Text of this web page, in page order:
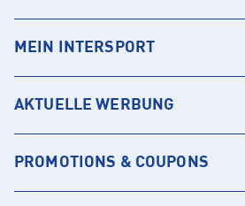
MEIN INTERSPORT
AKTUELLE WERBUNG
PROMOTIONS & COUPONS